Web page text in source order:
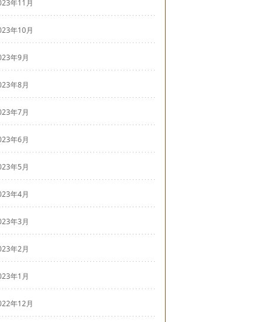
年11月
年10月
年9月
年8月
年7月
年6月
年5月
年4月
年3月
年2月
年1月
年12月